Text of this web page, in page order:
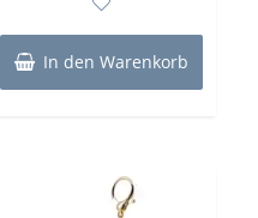
In den Warenkorb